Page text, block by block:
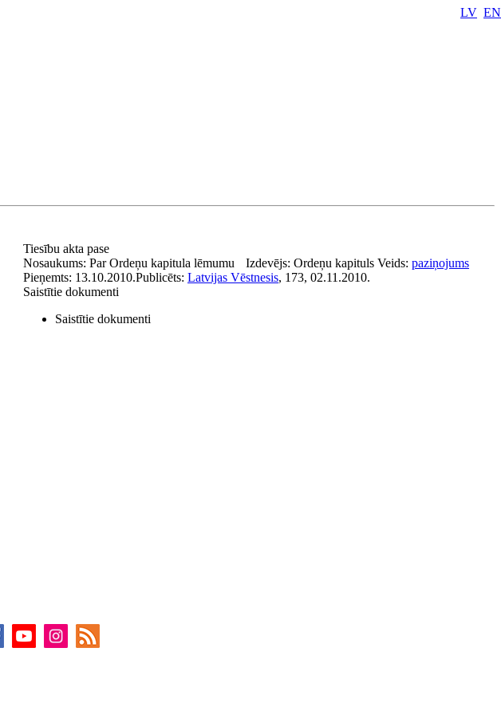
LV EN
Tiesību akta pase
Nosaukums: Par Ordeņu kapitula lēmumu Izdevējs: Ordeņu kapituls Veids: paziņojums
Pieņemts: 13.10.2010.Publicēts: Latvijas Vēstnesis, 173, 02.11.2010.
Saistītie dokumenti
Saistītie dokumenti